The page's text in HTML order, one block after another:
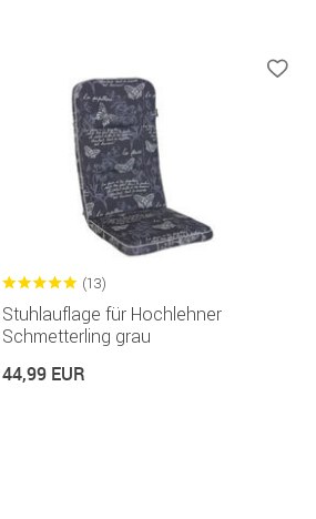
(13)
Stuhlauflage für Hochlehner
Schmetterling grau
44,99 EUR